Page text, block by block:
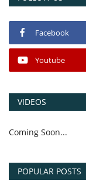
Facebook
Youtube
VIDEOS
Coming Soon...
POPULAR POSTS